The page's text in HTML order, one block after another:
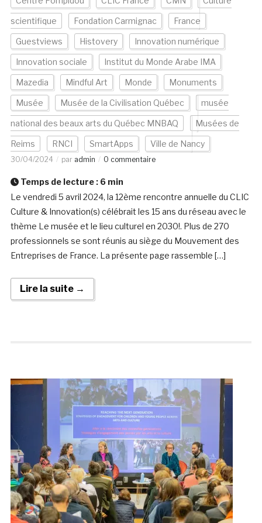
scientifique Fondation Carmignac France
Guestviews Histovery Innovation numérique
Innovation sociale Institut du Monde Arabe IMA
Mazedia Mindful Art Monde Monuments
Musée Musée de la Civilisation Québec musée
national des beaux arts du Québec MNBAQ Musées de
Reims RNCI SmartApps Ville de Nancy
30/04/2024 par admin 0 commentaire
Temps de lecture : 6 min
Le vendredi 5 avril 2024, la 12ème rencontre annuelle du CLIC
Culture & Innovation(s) célébrait les 15 ans du réseau avec le
thème Le musée et le lieu culturel en 2030!. Plus de 270
professionnels se sont réunis au siège du Mouvement des
Entreprises de France. La présente page rassemble […]
Lire la suite →